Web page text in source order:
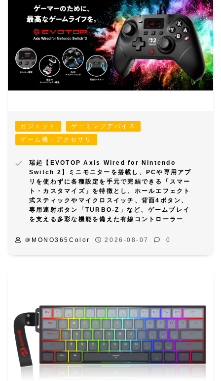
ガジェット
ゲーミングデバイス
ゲーム機・アクセサリ
瑞起【EVOTOP Axis Wired for Nintendo
Switch 2】ミニモニターを搭載し、PCや専用アプ
リを使わずに各種設定を手元で完結できる「スマー
ト・カスタマイズ」を特徴とし、ホールエフェクト
式スティックやマイクロスイッチ、背面4ボタン、
専用連射ボタン「TURBO-Z」など、ゲームプレイ
を支える多彩な機能を備えた有線コントローラー
＠MONO365Color 2026-08-07 0